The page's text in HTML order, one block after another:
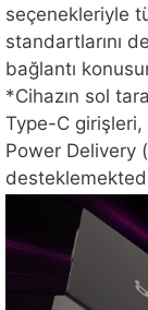
seçenekleriyle
standartlarını
bağlantı
*Cihazın sol
Type-C girişleri,
Power Delivery